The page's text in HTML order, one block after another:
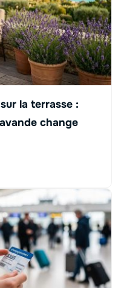
la terrasse :
change